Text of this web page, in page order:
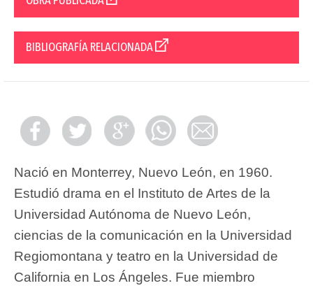
BIBLIOGRAFÍA RELACIONADA
Nació en Monterrey, Nuevo León, en 1960.
Estudió drama en el Instituto de Artes de la
Universidad Autónoma de Nuevo León,
ciencias de la comunicación en la Universidad
Regiomontana y teatro en la Universidad de
California en Los Ángeles. Fue miembro